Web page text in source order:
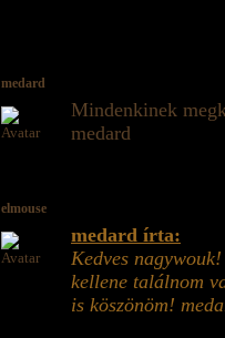
medard
Mindenkinek
medard
elmouse
medard írta:
Kedves
kellene találnom
is köszönöm!